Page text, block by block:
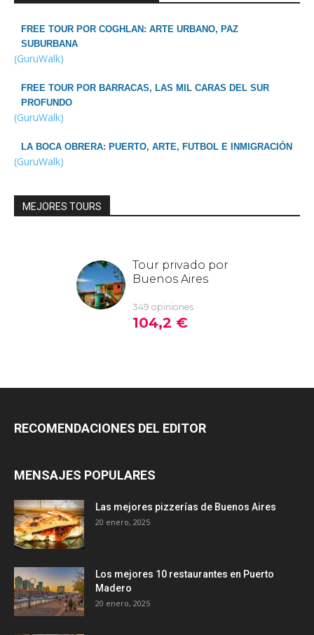
FREE TOUR POR COGHLAN: ARTE URBANO, PAZ
SUBURBANA
(GuruWalk)
FREE TOUR POR BARRACAS, LAS MIL CARAS DEL SUR
PROFUNDO
(GuruWalk)
LA BOCA OBRERA: PUERTO, ARTE, FUTBOL E INMIGRACIÓN
(GuruWalk)
MEJORES TOURS
RECOMENDACIONES DEL EDITOR
MENSAJES POPULARES
Las mejores pizzerías de Buenos Aires
20 enero, 2025
Los mejores 10 restaurantes en Puerto
Madero
20 enero, 2025